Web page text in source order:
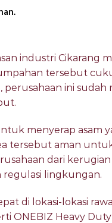
industri Cikarang
tersebut
ini sudah
menyerap asam
tersebut aman
dari kerugian
lingkungan.
di lokasi-lokasi
ONEBIZ Heavy